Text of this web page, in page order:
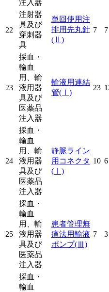
注入器
22
注射器
具及び
穿刺器
具
単回使用注
排用先丸針
(Ⅱ)
7 7
23
採血・
輸血
用、輸
液用器
具及び
医薬品
注入器
輸液用連結
管(Ⅰ)
23
24
採血・
輸血
用、輸
液用器
具及び
医薬品
注入器
静脈ライン
用コネクタ
(Ⅰ)
10 6
25
採血・
輸血
用、輸
液用器
具及び
医薬品
注入器
患者管理無
痛法用輸液
ポンプ(Ⅲ)
7 3
採血・
輸血